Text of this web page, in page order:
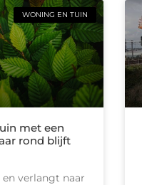
WONING EN TUIN
met een
rond blijft
verlangt naar